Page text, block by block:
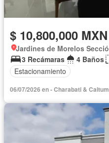
$ 10,800,000 MXN
3 Recámaras
4 Baños
Estacionamiento
06/07/2026 en - Charabati & Caltum